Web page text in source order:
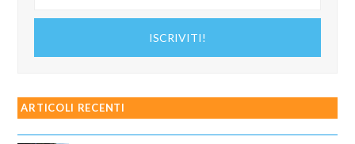
ISCRIVITI!
ARTICOLI RECENTI